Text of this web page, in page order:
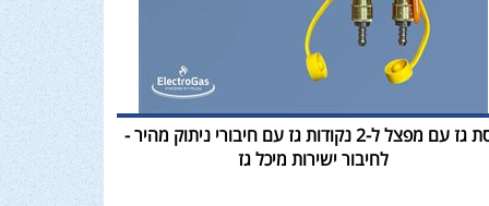
ווסת גז עם מפצל ל-2 נקודות גז עם חיבורי ניתוק מהיר -
לחיבור ישירות מיכל גז